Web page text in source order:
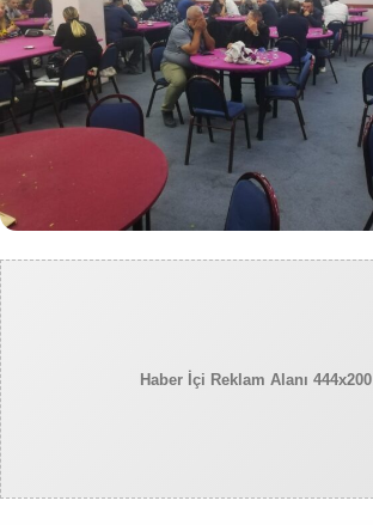
Haber İçi Reklam Alanı 444x200